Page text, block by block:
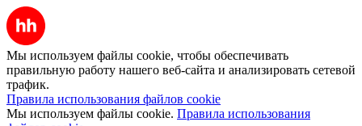
Мы используем файлы cookie, чтобы обеспечивать
правильную работу нашего веб-сайта и анализировать сетевой
трафик.
Правила использования файлов cookie
Мы используем файлы cookie. Правила использования